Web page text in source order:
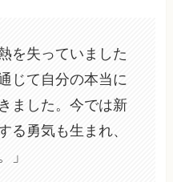
を失っていました
じて自分の本当に
ました。今では新
る勇気も生まれ、
」